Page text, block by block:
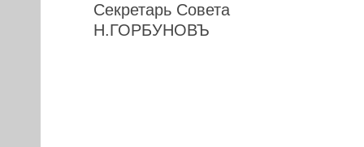
Секретарь Совета
Н.ГОРБУНОВЪ